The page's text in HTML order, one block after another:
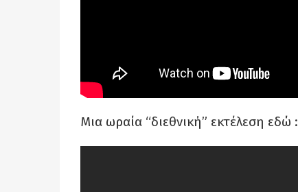
Μια ωραία “διεθνική” εκτέλεση εδώ :